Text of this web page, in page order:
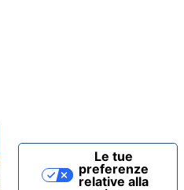
Le tue
preferenze
relative alla